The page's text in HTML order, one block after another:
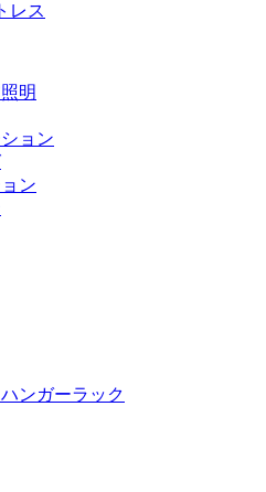
レス
明
ョン
ン
ンガーラック